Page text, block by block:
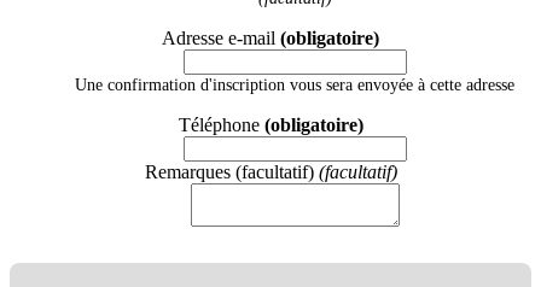
Adresse e-mail (obligatoire)
Une confirmation d'inscription vous sera envoyée à cette adresse
Téléphone (obligatoire)
Remarques (facultatif) (facultatif)